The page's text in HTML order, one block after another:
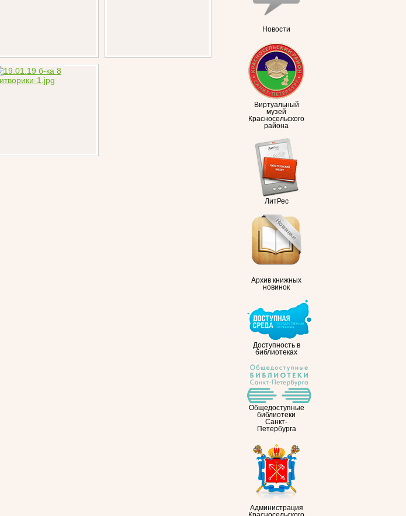
Новости
Виртуальный
музей
Красносельского
района
ЛитРес
Архив книжных
новинок
Доступность в
библиотеках
Общедоступные
библиотеки
Санкт-
Петербурга
Администрация